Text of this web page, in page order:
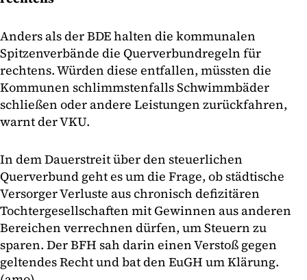
Anders als der BDE halten die kommunalen
Spitzenverbände die Querverbundregeln für
rechtens. Würden diese entfallen, müssten die
Kommunen schlimmstenfalls Schwimmbäder
schließen oder andere Leistungen zurückfahren,
warnt der VKU.
In dem Dauerstreit über den steuerlichen
Querverbund geht es um die Frage, ob städtische
Versorger Verluste aus chronisch defizitären
Tochtergesellschaften mit Gewinnen aus anderen
Bereichen verrechnen dürfen, um Steuern zu
sparen. Der BFH sah darin einen Verstoß gegen
geltendes Recht und bat den EuGH um Klärung.